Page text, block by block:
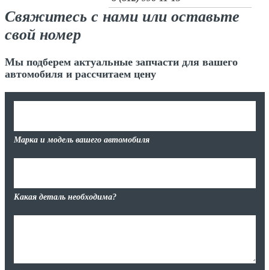
Свяжитесь с нами или оставьте
свой номер
Мы подберем актуальные запчасти для вашего
автомобиля и рассчитаем цену
Марка и модель вашего автомобиля
Какая деталь необходима?